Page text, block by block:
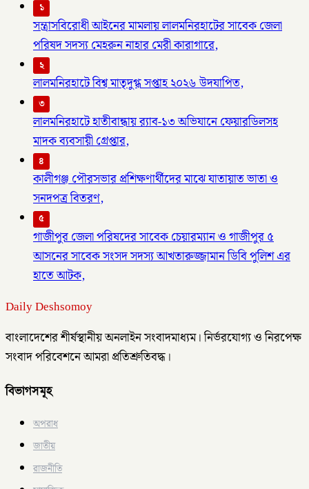
১
সন্ত্রাসবিরোধী আইনের মামলায় লালমনিরহাটের সাবেক জেলা
পরিষদ সদস্য মেহরুন নাহার মেরী কারাগারে,
২
লালমনিরহাটে বিশ্ব মাতৃদুগ্ধ সপ্তাহ ২০২৬ উদযাপিত,
৩
লালমনিরহাটে হাতীবান্ধায় র‌্যাব-১৩ অভিযানে ফেয়ারডিলসহ
মাদক ব্যবসায়ী গ্রেপ্তার,
৪
কালীগঞ্জ পৌরসভার প্রশিক্ষণার্থীদের মাঝে যাতায়াত ভাতা ও
সনদপত্র বিতরণ,
৫
গাজীপুর জেলা পরিষদের সাবেক চেয়ারম্যান ও গাজীপুর ৫
আসনের সাবেক সংসদ সদস্য আখতারুজ্জামান ডিবি পুলিশ এর
হাতে আটক,
Daily Deshsomoy
বাংলাদেশের শীর্ষস্থানীয় অনলাইন সংবাদমাধ্যম। নির্ভরযোগ্য ও নিরপেক্ষ
সংবাদ পরিবেশনে আমরা প্রতিশ্রুতিবদ্ধ।
বিভাগসমূহ
অপরাধ
জাতীয়
রাজনীতি